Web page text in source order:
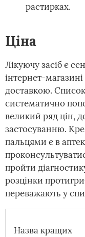
растирках.
Ціна
Лікуючу засіб є
інтернет-
доставкою.
систематично
великий ряд цін,
застосуванню.
пальцями є в
пройти
розцінки
переважають у
Назва кращих